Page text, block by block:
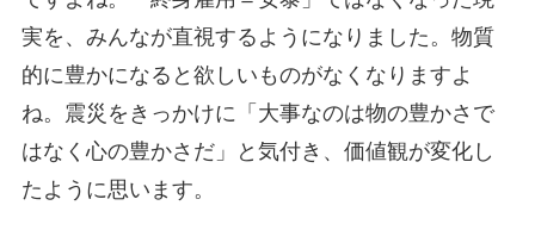
実を、みんなが直視するようになりました。物質
的に豊かになると欲しいものがなくなりますよ
ね。震災をきっかけに「大事なのは物の豊かさで
はなく心の豊かさだ」と気付き、価値観が変化し
たように思います。